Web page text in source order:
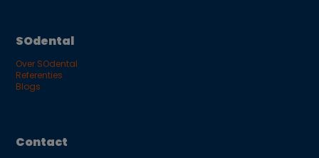
SOdental
Over SOdental
Referenties
Blogs
Contact